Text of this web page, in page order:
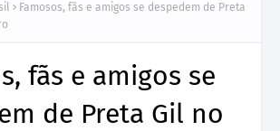
Famosos, fãs e amigos se despedem de Preta
fãs e amigos se
de Preta Gil no